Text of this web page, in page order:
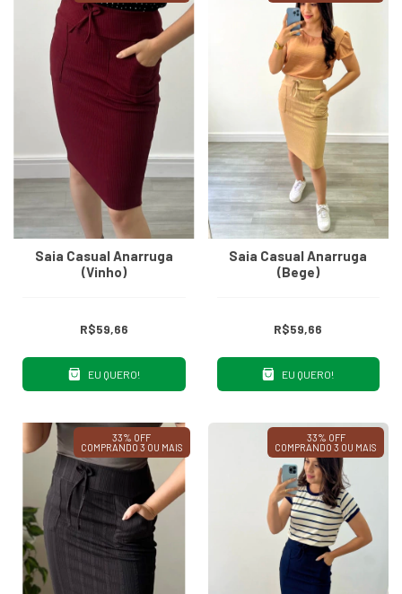
Saia Casual Anarruga
(Vinho)
R$59,66
EU QUERO!
Saia Casual Anarruga
(Bege)
R$59,66
EU QUERO!
33% OFF
COMPRANDO 3 OU MAIS
33% OFF
COMPRANDO 3 OU MAIS